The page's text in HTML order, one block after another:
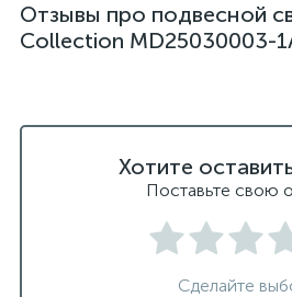
светильники над рабочей
светильники подвесные белые
Отзывы про подвесной
Collection MD25030003-
Хотите
Поставьте свою
Сделайте